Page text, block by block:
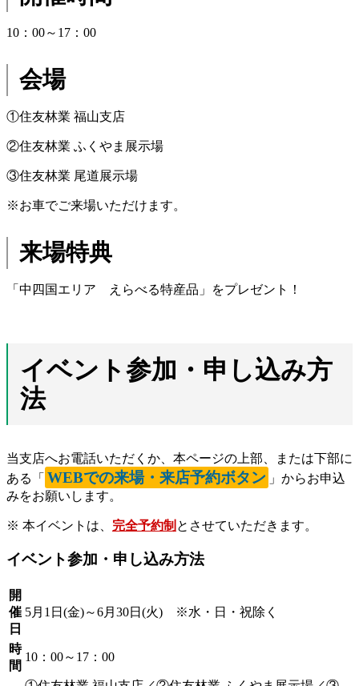
10：00～17：00
会場
①住友林業 福山支店
②住友林業 ふくやま展示場
③住友林業 尾道展示場
※お車でご来場いただけます。
来場特典
「中四国エリア えらべる特産品」をプレゼント！
イベント参加・申し込み方
法
当支店へお電話いただくか、本ページの上部、または下部に
ある「 WEBでの来場・来店予約ボタン 」からお申込
みをお願いします。
※ 本イベントは、 完全予約制 とさせていただきます。
イベント参加・申し込み方法
開
催
日
5月1日(金)～6月30日(火) ※水・日・祝除く
時
間
10：00～17：00